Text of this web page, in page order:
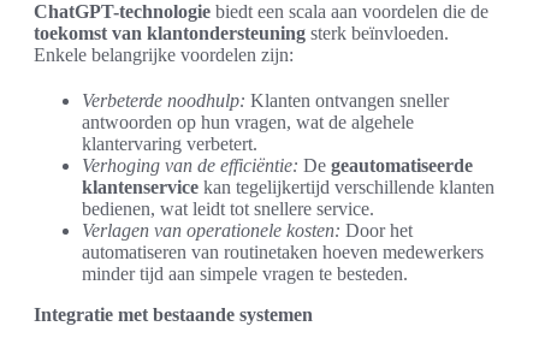
ChatGPT-technologie biedt een scala aan voordelen die de
toekomst van klantondersteuning sterk beïnvloeden.
Enkele belangrijke voordelen zijn:
Verbeterde noodhulp: Klanten ontvangen sneller
antwoorden op hun vragen, wat de algehele
klantervaring verbetert.
Verhoging van de efficiëntie: De geautomatiseerde
klantenservice kan tegelijkertijd verschillende klanten
bedienen, wat leidt tot snellere service.
Verlagen van operationele kosten: Door het
automatiseren van routinetaken hoeven medewerkers
minder tijd aan simpele vragen te besteden.
Integratie met bestaande systemen